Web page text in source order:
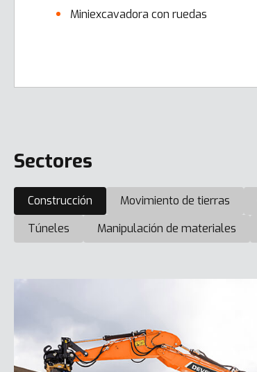
Miniexcavadora con ruedas
Sectores
Construcción Movimiento de tierras
Túneles
Manipulación de materiales